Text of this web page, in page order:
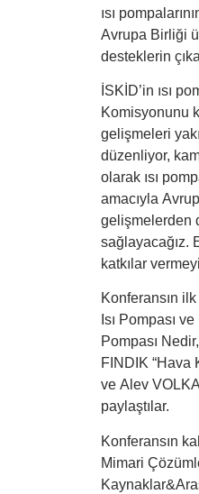
ısı
Avrupa Birliği
desteklerin
İSKİD’in ısı
Komisyonunu
gelişmeleri
düzenliyor,
olarak ısı
amacıyla
gelişmelerden
sağlayacağız.
katkılar
Konferansın
Isı Pompası
Pompası
FINDIK “Hava
ve Alev
paylaştılar.
Konferansın
Mimari